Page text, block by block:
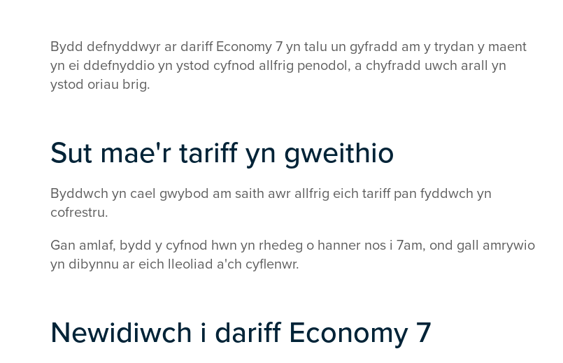
Bydd defnyddwyr ar dariff Economy 7 yn talu un gyfradd am y trydan y maent
yn ei ddefnyddio yn ystod cyfnod allfrig penodol, a chyfradd uwch arall yn
ystod oriau brig.
Sut mae'r tariff yn gweithio
Byddwch yn cael gwybod am saith awr allfrig eich tariff pan fyddwch yn
cofrestru.
Gan amlaf, bydd y cyfnod hwn yn rhedeg o hanner nos i 7am, ond gall amrywio
yn dibynnu ar eich lleoliad a'ch cyflenwr.
Newidiwch i dariff Economy 7